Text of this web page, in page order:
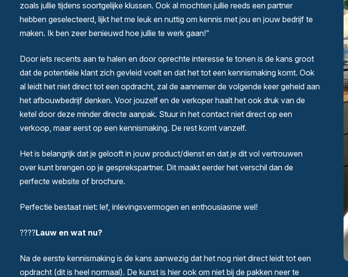
zoals jullie tijdens soortgelijke klussen. Ook al mochten jullie reeds een partner
hebben geselecteerd, lijkt het me leuk en nuttig om kennis met jou en jouw bedrijf te
maken. Ik ben zeer benieuwd hoe jullie te werk gaan!”
Door iets recents aan te halen en door oprechte interesse te tonen is de kans groot
dat de potentiële klant zich gevleid voelt en dat het tot een kennismaking komt. Ook
al leidt het niet direct tot een opdracht, zal de aannemer de volgende keer geheid aan
het afbouwbedrijf denken. Voor jouzelf en de verkoper haalt het ook druk van de
ketel door deze minder directe aanpak. Stuur in het contact niet direct op een
verkoop, maar eerst op een kennismaking. De rest komt vanzelf.
Het is belangrijk dat je gelooft in jouw product/dienst en dat je dit vol vertrouwen
over kunt brengen op je gesprekspartner. Dit maakt eerder het verschil dan de
perfecte website of brochure.
Perfectie bestaat niet: lef, inlevingsvermogen en enthousiasme wel!
????Lauw en wat nu?
Na de eerste kennismaking is de kans aanwezig dat het nog niet direct leidt tot een
opdracht (dit is heel normaal). De kunst is hier ook om niet bij de pakken neer te